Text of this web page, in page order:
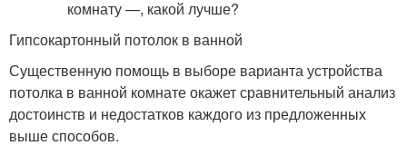
Гипсокартонный потолок в ванной
Существенную помощь в выборе варианта устройства
потолка в ванной комнате окажет сравнительный анализ
достоинств и недостатков каждого из предложенных
выше способов.